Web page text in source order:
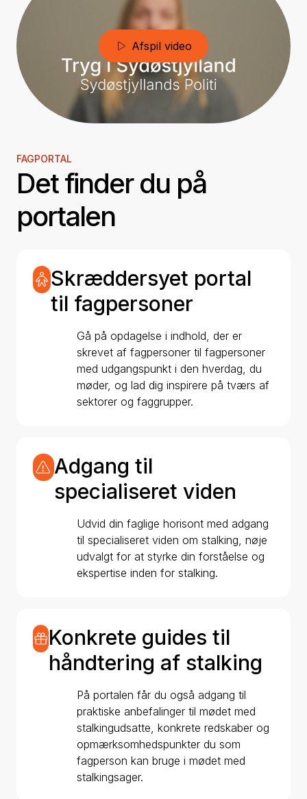
Afspil video
FAGPORTAL
Det finder du på
portalen
Skræddersyet portal
til fagpersoner
Gå på opdagelse i indhold, der er
skrevet af fagpersoner til fagpersoner
med udgangspunkt i den hverdag, du
møder, og lad dig inspirere på tværs af
sektorer og faggrupper.
Adgang til
specialiseret viden
Udvid din faglige horisont med adgang
til specialiseret viden om stalking, nøje
udvalgt for at styrke din forståelse og
ekspertise inden for stalking.
Konkrete guides til
håndtering af stalking
På portalen får du også adgang til
praktiske anbefalinger til mødet med
stalkingudsatte, konkrete redskaber og
opmærksomhedspunkter du som
fagperson kan bruge i mødet med
stalkingsager.